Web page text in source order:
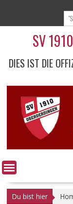
content
SV
DIES IST DIE
Du bist hier